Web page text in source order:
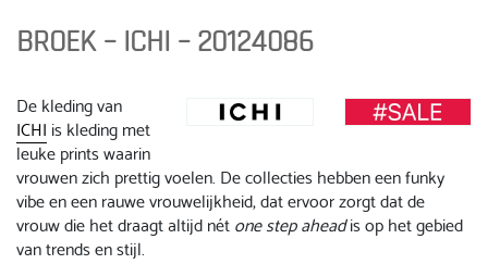
BROEK – ICHI – 20124086
De kleding van
ICHI is kleding met
leuke prints waarin
vrouwen zich prettig voelen. De collecties hebben een funky
vibe en een rauwe vrouwelijkheid, dat ervoor zorgt dat de
vrouw die het draagt altijd nétone step aheadis op het gebied
van trends en stijl.